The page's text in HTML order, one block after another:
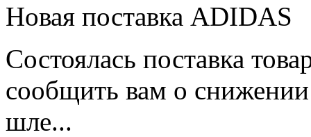
Новая поставка ADIDAS
Состоялась поставка
сообщить вам о
шле...